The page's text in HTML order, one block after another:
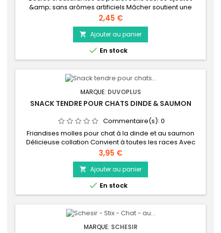
&amp; sans arômes artificiels Mâcher soutient une
bonne hygiène dentaire Riche en protéines animales :
bonne digestibilité Délicieuse collation
Prix
2,45 €
 Ajouter au panier
 En stock
MARQUE: DUVOPLUS
SNACK TENDRE POUR CHATS DINDE & SAUMON
Commentaire(s): 0
Friandises molles pour chat à la dinde et au saumon
Délicieuse collation Convient à toutes les races Avec
des matières premières naturelles Dans un pot
refermable pratique
Prix
3,95 €
 Ajouter au panier
 En stock
MARQUE: SCHESIR